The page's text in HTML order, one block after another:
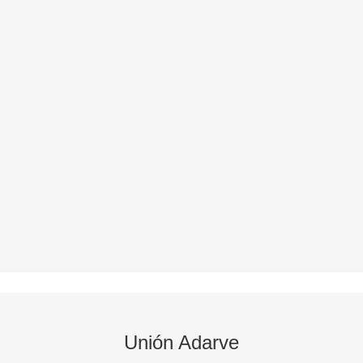
Unión Adarve